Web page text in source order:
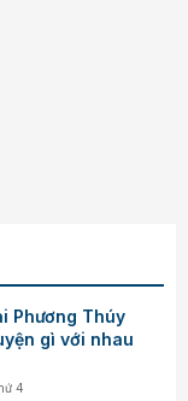
Phương Thúy
gì với nhau
4